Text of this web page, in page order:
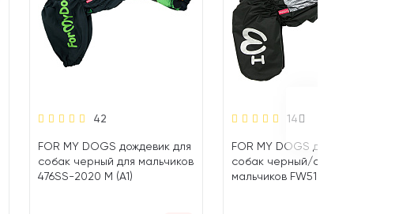
42
FOR MY DOGS дождевик для
собак черный для мальчиков
476SS-2020 M (A1)
14
FOR MY DOGS дождевик для
собак черный/серебро для
мальчиков FW510-2018 M (12)